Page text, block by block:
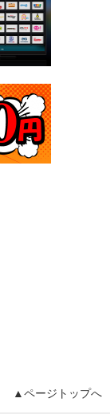
▲ページトップへ